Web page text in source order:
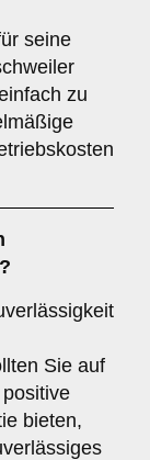
seine
zu
Sie auf
bieten,